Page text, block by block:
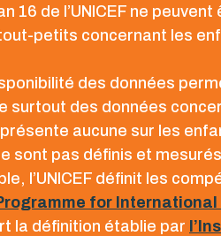
16 de l’UNICEF ne
petits concernant les
des données
surtout des données
présente aucune sur les
sont pas définis et
l’UNICEF définit les
for International
la définition établie par